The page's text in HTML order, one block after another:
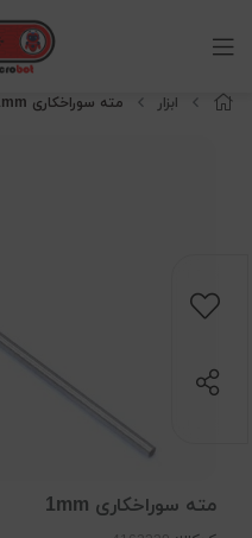
ابزار مته سوراخکاری 1mm
مته سوراخکاری 1mm